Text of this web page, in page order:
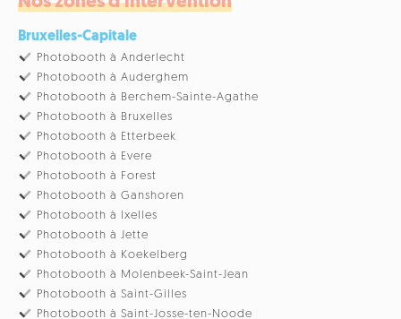
Bruxelles-Capitale
Photobooth à Anderlecht
Photobooth à Auderghem
Photobooth à Berchem-Sainte-Agathe
Photobooth à Bruxelles
Photobooth à Etterbeek
Photobooth à Evere
Photobooth à Forest
Photobooth à Ganshoren
Photobooth à Ixelles
Photobooth à Jette
Photobooth à Koekelberg
Photobooth à Molenbeek-Saint-Jean
Photobooth à Saint-Gilles
Photobooth à Saint-Josse-ten-Noode